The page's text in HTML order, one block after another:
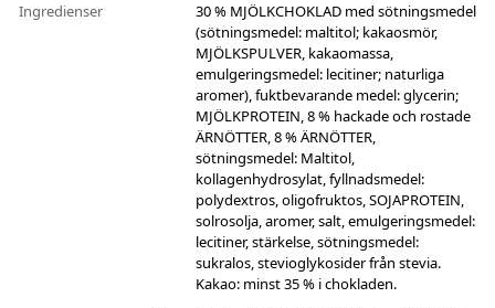
Ingredienser
30 % MJÖLKCHOKLAD med sötningsmedel
(sötningsmedel: maltitol; kakaosmör,
MJÖLKSPULVER, kakaomassa,
emulgeringsmedel: lecitiner; naturliga
aromer), fuktbevarande medel: glycerin;
MJÖLKPROTEIN, 8 % hackade och rostade
ÄRNÖTTER, 8 % ÄRNÖTTER,
sötningsmedel: Maltitol,
kollagenhydrosylat, fyllnadsmedel:
polydextros, oligofruktos, SOJAPROTEIN,
solrosolja, aromer, salt, emulgeringsmedel:
lecitiner, stärkelse, sötningsmedel:
sukralos, stevioglykosider från stevia.
Kakao: minst 35 % i chokladen.